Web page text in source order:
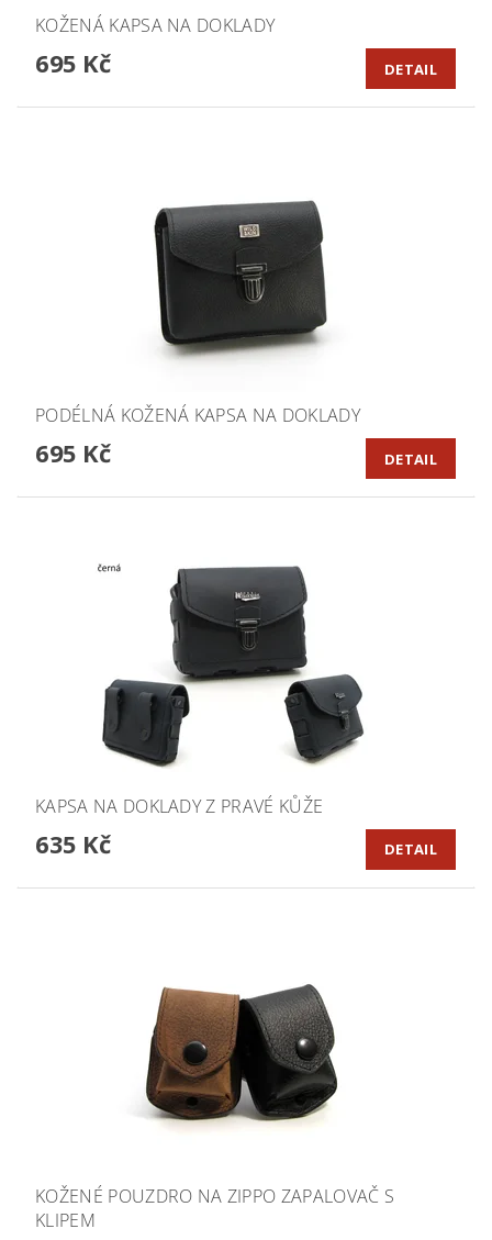
KOŽENÁ KAPSA NA DOKLADY
695 Kč DETAIL
PODÉLNÁ KOŽENÁ KAPSA NA DOKLADY
695 Kč DETAIL
KAPSA NA DOKLADY Z PRAVÉ KŮŽE
635 Kč DETAIL
KOŽENÉ POUZDRO NA ZIPPO ZAPALOVAČ S
KLIPEM